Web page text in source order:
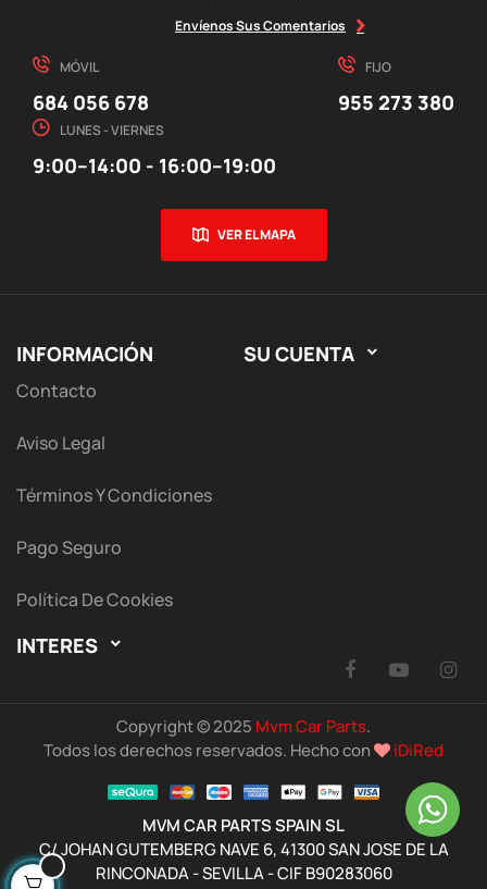
Envíenos Sus Comentarios
MÓVIL
684 056 678
FIJO
955 273 380
LUNES - VIERNES
9:00–14:00 - 16:00–19:00
VER EL MAPA
INFORMACIÓN
Contacto
Aviso Legal
Términos Y Condiciones
Pago Seguro
Política De Cookies
SU CUENTA 
INTERES 
Facebook
Copyright © 2025 Mvm Car Parts.
Todos los derechos reservados. Hecho con
iDiRed
MVM CAR PARTS SPAIN SL
C/ JOHAN GUTEMBERG NAVE 6, 41300 SAN JOSE DE LA
RINCONADA - SEVILLA - CIF B90283060